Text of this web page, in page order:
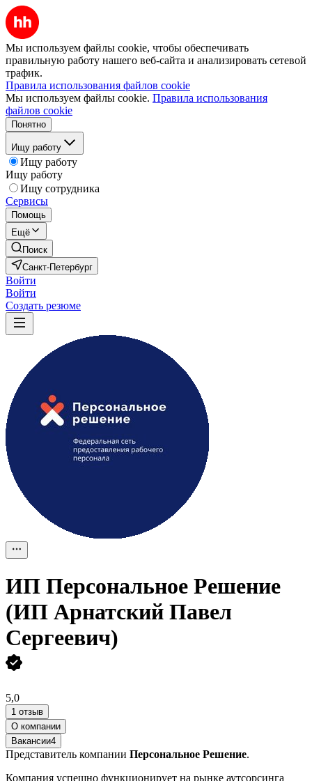
Мы используем файлы cookie, чтобы обеспечивать
правильную работу нашего веб-сайта и анализировать сетевой
трафик.
Правила использования файлов cookie
Мы используем файлы cookie. Правила использования
файлов cookie
Понятно
Ищу работу
Ищу работу
Ищу работу
Ищу сотрудника
Сервисы
Помощь
Ещё
Поиск
Санкт-Петербург
Войти
Войти
Создать резюме
ИП Персональное Решение
(ИП Арнатский Павел
Сергеевич)
5,0
1 отзыв
О компании
Вакансии4
Представитель компании Персональное Решение.
Компания успешно функционирует на рынке аутсорсинга